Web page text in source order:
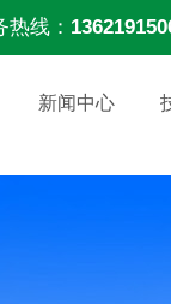
热线：
新闻中心